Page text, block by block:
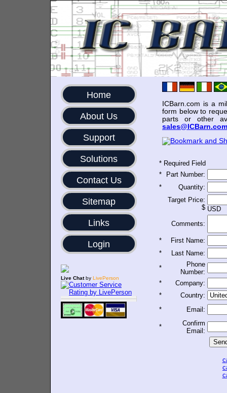
Home
About Us
Support
Solutions
Contact Us
Sitemap
Links
Login
Live Chatby LivePerson
ICBarn.com is a
form below to
parts or other
sales@ICBarn.com
* Required Field
*
Part Number:
*
Quantity:
Target Price:
$ USD
Comments:
*
First Name:
*
Last Name:
*
Phone
Number:
*
Company:
*
Country:
*
Email:
*
Confirm
Email: